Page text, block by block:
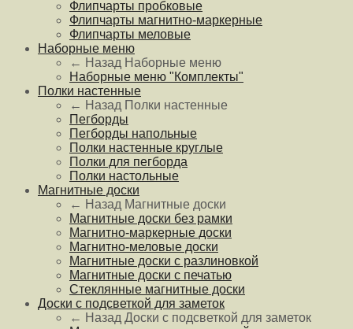
Флипчарты пробковые
Флипчарты магнитно-маркерные
Флипчарты меловые
Наборные меню
← Назад Наборные меню
Наборные меню "Комплекты"
Полки настенные
← Назад Полки настенные
Пегборды
Пегборды напольные
Полки настенные круглые
Полки для пегборда
Полки настольные
Магнитные доски
← Назад Магнитные доски
Магнитные доски без рамки
Магнитно-маркерные доски
Магнитно-меловые доски
Магнитные доски с разлиновкой
Магнитные доски с печатью
Стеклянные магнитные доски
Доски с подсветкой для заметок
← Назад Доски с подсветкой для заметок